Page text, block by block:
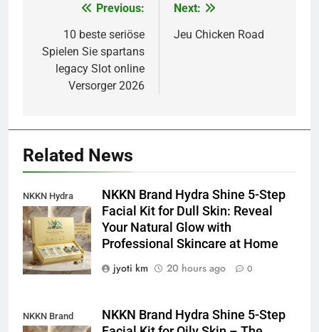
navigation
Previous:
10 beste seriöse
Spielen Sie spartans
legacy Slot online
Versorger 2026
Next:
Jeu Chicken Road
Related News
NKKN Hydra
Shine Facial Kit
For Dull Skin
NKKN Brand Hydra Shine 5-Step
Facial Kit for Dull Skin: Reveal
Your Natural Glow with
Professional Skincare at Home
jyoti km
20 hours ago 0
NKKN Brand
NKKN Brand Hydra Shine 5-Step